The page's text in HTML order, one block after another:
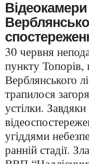
Відеокамери
30 червня
пункту Топорів,
Верблянського
трапилося
устілки.
угіддями
ранній стадії.